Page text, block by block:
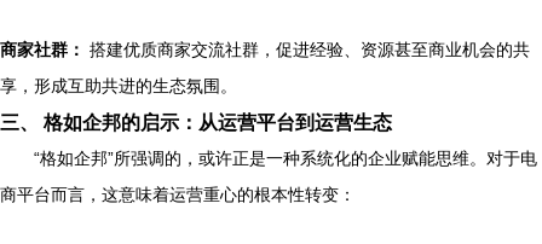
商家社群： 搭建优质商家交流社群，促进经验、资源甚至商业机会的共
享，形成互助共进的生态氛围。
三、 格如企邦的启示：从运营平台到运营生态
“格如企邦”所强调的，或许正是一种系统化的企业赋能思维。对于电
商平台而言，这意味着运营重心的根本性转变：